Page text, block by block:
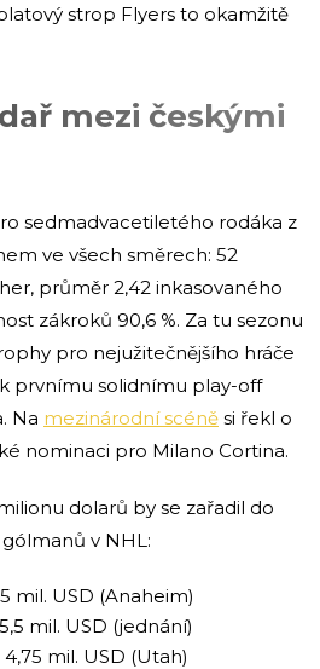
strop Flyers to okamžitě
mezi českými
sedmadvacetiletého rodáka z
ve všech směrech: 52
průměr 2,42 inkasovaného
zákroků 90,6 %. Za tu sezonu
pro nejužitečnějšího hráče
prvnímu solidnímu play-off
Na mezinárodní scéně si řekl o
nominaci pro Milano Cortina.
dolarů by se zařadil do
v NHL:
mil. USD (Anaheim)
mil. USD (jednání)
mil. USD (Utah)